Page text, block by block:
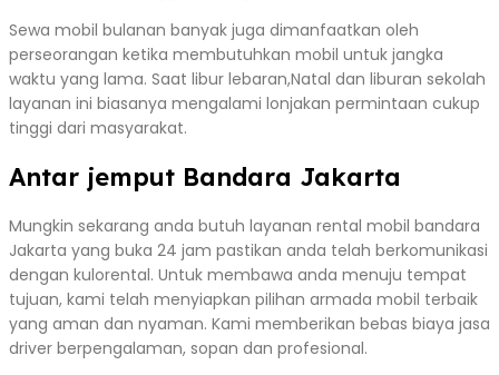
Sewa mobil bulanan banyak juga dimanfaatkan oleh
perseorangan ketika membutuhkan mobil untuk jangka
waktu yang lama. Saat libur lebaran,Natal dan liburan sekolah
layanan ini biasanya mengalami lonjakan permintaan cukup
tinggi dari masyarakat.
Antar jemput Bandara Jakarta
Mungkin sekarang anda butuh layanan rental mobil bandara
Jakarta yang buka 24 jam pastikan anda telah berkomunikasi
dengan kulorental. Untuk membawa anda menuju tempat
tujuan, kami telah menyiapkan pilihan armada mobil terbaik
yang aman dan nyaman. Kami memberikan bebas biaya jasa
driver berpengalaman, sopan dan profesional.